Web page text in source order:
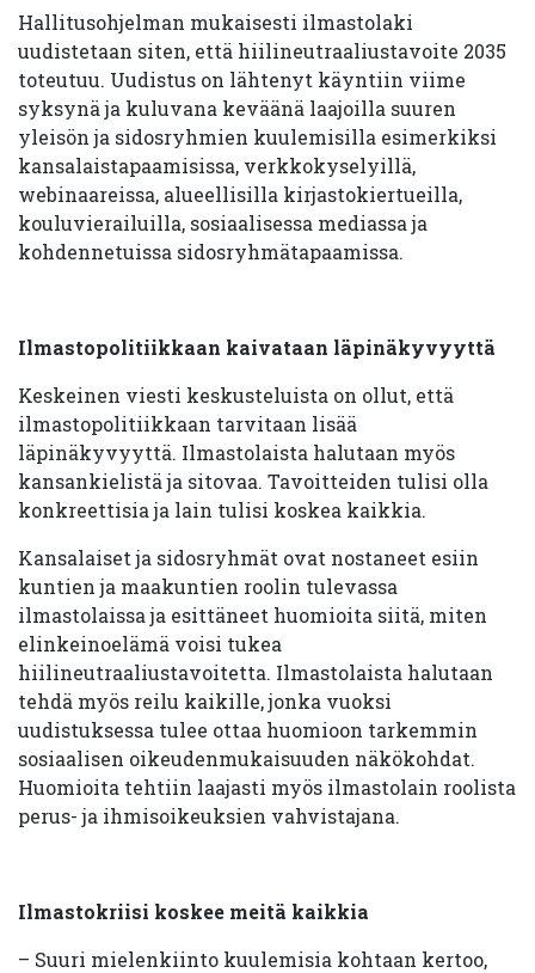
Hallitusohjelman mukaisesti ilmastolaki
uudistetaan siten, että hiilineutraaliustavoite 2035
toteutuu. Uudistus on lähtenyt käyntiin viime
syksynä ja kuluvana keväänä laajoilla suuren
yleisön ja sidosryhmien kuulemisilla esimerkiksi
kansalaistapaamisissa, verkkokyselyillä,
webinaareissa, alueellisilla kirjastokiertueilla,
kouluvierailuilla, sosiaalisessa mediassa ja
kohdennetuissa sidosryhmätapaamissa.
Ilmastopolitiikkaan kaivataan läpinäkyvyyttä
Keskeinen viesti keskusteluista on ollut, että
ilmastopolitiikkaan tarvitaan lisää
läpinäkyvyyttä. Ilmastolaista halutaan myös
kansankielistä ja sitovaa. Tavoitteiden tulisi olla
konkreettisia ja lain tulisi koskea kaikkia.
Kansalaiset ja sidosryhmät ovat nostaneet esiin
kuntien ja maakuntien roolin tulevassa
ilmastolaissa ja esittäneet huomioita siitä, miten
elinkeinoelämä voisi tukea
hiilineutraaliustavoitetta. Ilmastolaista halutaan
tehdä myös reilu kaikille, jonka vuoksi
uudistuksessa tulee ottaa huomioon tarkemmin
sosiaalisen oikeudenmukaisuuden näkökohdat.
Huomioita tehtiin laajasti myös ilmastolain roolista
perus- ja ihmisoikeuksien vahvistajana.
Ilmastokriisi koskee meitä kaikkia
– Suuri mielenkiinto kuulemisia kohtaan kertoo,